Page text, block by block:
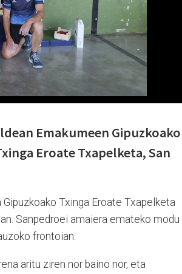
Emakumeen Gipuzkoako
Eroate Txapelketa, San
Txinga Eroate Txapelketa
Sanpedroei amaiera emateko modu
frontoian.
aritu ziren nor baino nor, eta